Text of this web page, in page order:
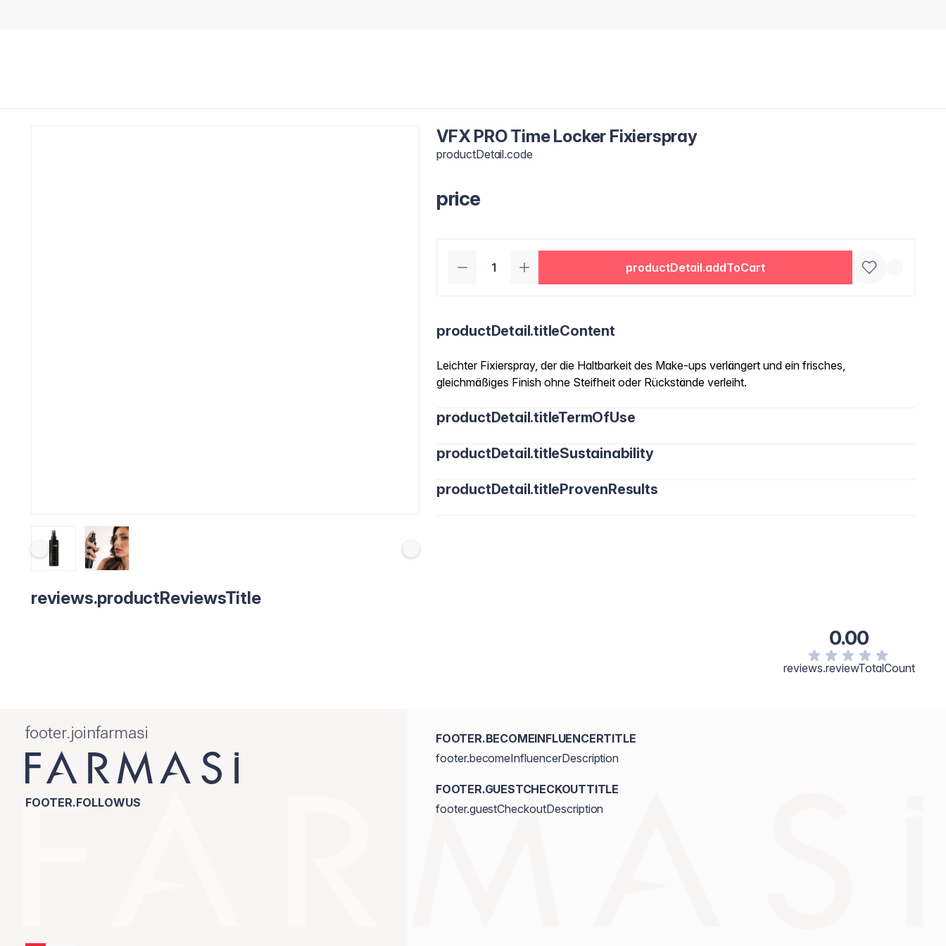
VFX PRO Time Locker Fixierspray
productDetail.code
price
productDetail.addToCart
productDetail.titleContent
Leichter Fixierspray, der die Haltbarkeit des Make-ups verlängert und ein frisches,
gleichmäßiges Finish ohne Steifheit oder Rückstände verleiht.
productDetail.titleTermOfUse
productDetail.titleSustainability
productDetail.titleProvenResults
reviews.productReviewsTitle
0.00
reviews.reviewTotalCount
footer.joinfarmasi
FOOTER.FOLLOWUS
FOOTER.BECOMEINFLUENCERTITLE
footer.becomeInfluencerDescription
FOOTER.GUESTCHECKOUTTITLE
footer.guestCheckoutDescription